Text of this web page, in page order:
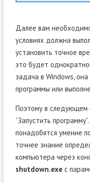
Далее вам
условиях должна
установить точное
это будет
задача в Windows,
программы или
Поэтому в следующем
“Запустить
понадобятся умение
точнее знание
компьютера через
shutdown.exe с